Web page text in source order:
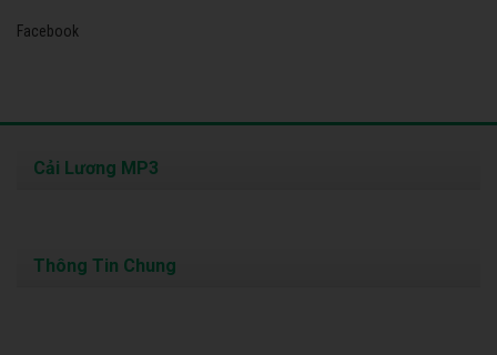
Facebook
Cải Lương MP3
Thông Tin Chung